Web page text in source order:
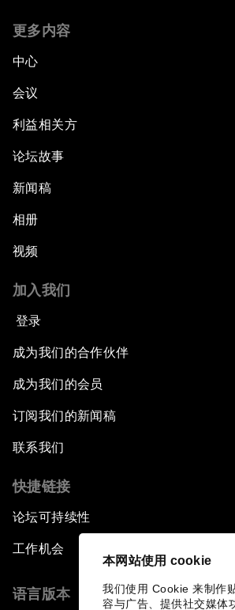
本网站使用 cookie
我们使用 Cookie 来制作
容与广告、提供社交媒体
更多内容
中心
会议
利益相关方
论坛故事
新闻稿
相册
视频
加入我们
登录
成为我们的合作伙伴
成为我们的会员
订阅我们的新闻稿
联系我们
快捷链接
论坛可持续性
工作机会
语言版本